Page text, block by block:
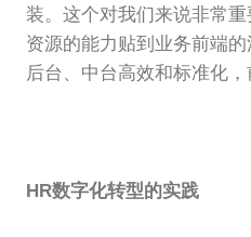
装。这个对我们来说非常
资源的能力贴到业务前端
后台、中台高效和标准化，
HR数字化转型的实践